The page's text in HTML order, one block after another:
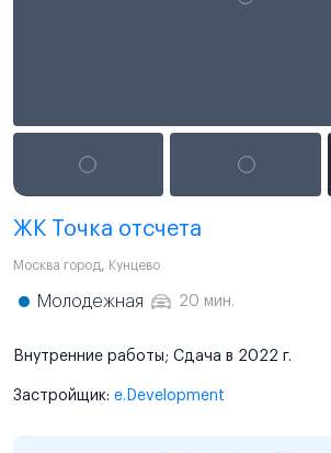
ЖК Точка отсчета
Москва город, Кунцево
Молодежная 20 мин.
Внутренние работы; Сдача в 2022 г.
Застройщик: e.Development